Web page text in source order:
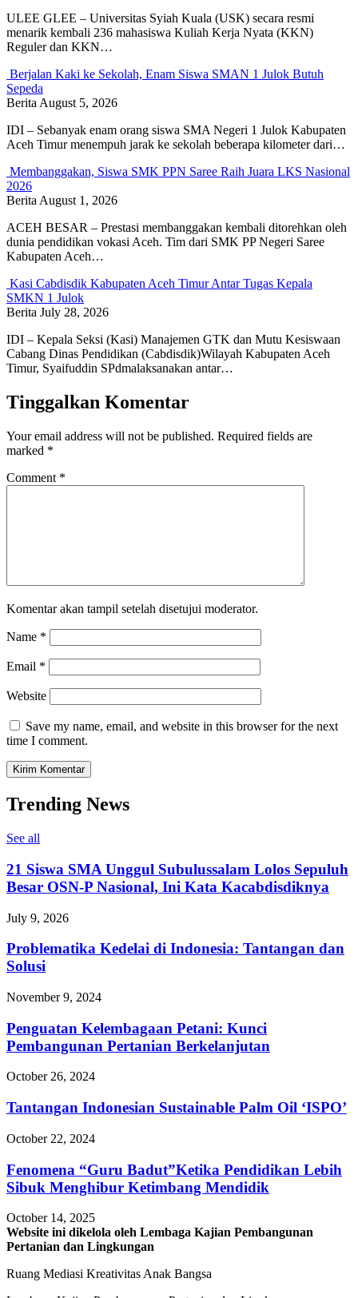
ULEE GLEE – Universitas Syiah Kuala (USK) secara resmi
menarik kembali 236 mahasiswa Kuliah Kerja Nyata (KKN)
Reguler dan KKN…
Berjalan Kaki ke Sekolah, Enam Siswa SMAN 1 Julok Butuh
Sepeda
BeritaAugust 5, 2026
IDI – Sebanyak enam orang siswa SMA Negeri 1 Julok Kabupaten
Aceh Timur menempuh jarak ke sekolah beberapa kilometer dari…
Membanggakan, Siswa SMK PPN Saree Raih Juara LKS Nasional
2026
BeritaAugust 1, 2026
ACEH BESAR – Prestasi membanggakan kembali ditorehkan oleh
dunia pendidikan vokasi Aceh. Tim dari SMK PP Negeri Saree
Kabupaten Aceh…
Kasi Cabdisdik Kabupaten Aceh Timur Antar Tugas Kepala
SMKN 1 Julok
Berita July 28, 2026
IDI – Kepala Seksi (Kasi) Manajemen GTK dan Mutu Kesiswaan
Cabang Dinas Pendidikan (Cabdisdik)Wilayah Kabupaten Aceh
Timur, Syaifuddin SPdmalaksanakan antar…
Tinggalkan Komentar
Your email address will not be published. Required fields are
marked *
Comment *
Komentar akan tampil setelah disetujui moderator.
Name *
Email *
Website
Save my name, email, and website in this browser for the next
time I comment.
Trending News
See all
21 Siswa SMA Unggul Subulussalam Lolos Sepuluh
Besar OSN-P Nasional, Ini Kata Kacabdisdiknya
July 9, 2026
Problematika Kedelai di Indonesia: Tantangan dan
Solusi
November 9, 2024
Penguatan Kelembagaan Petani: Kunci
Pembangunan Pertanian Berkelanjutan
October 26, 2024
Tantangan Indonesian Sustainable Palm Oil ‘ISPO’
October 22, 2024
Fenomena “Guru Badut”Ketika Pendidikan Lebih
Sibuk Menghibur Ketimbang Mendidik
October 14, 2025
Website ini dikelola oleh Lembaga Kajian Pembangunan
Pertanian dan Lingkungan
Ruang Mediasi Kreativitas Anak Bangsa